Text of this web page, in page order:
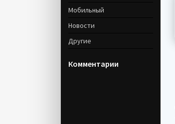
Мобильный
Новости
Другие
Комментарии